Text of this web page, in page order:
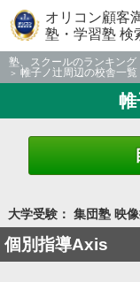
オリコン顧客
塾・学習塾 検
塾、スクールのランキング
帷子ノ辻周辺の校舎一覧
帷
大学受験： 集団塾 映
個別指導Axis